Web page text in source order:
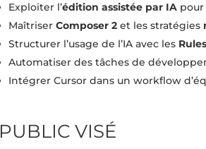
Exploiter l’édition assistée par IA
MaîtriserComposer 2 et les stratégies
Structurer l’usage de l’IA avec les Rules
Automatiser des tâches de
Intégrer Cursor dans un workflow
PUBLIC VISÉ